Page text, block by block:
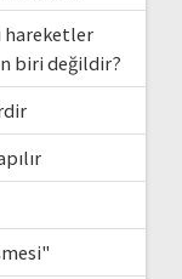
hareketler
biri değildir?